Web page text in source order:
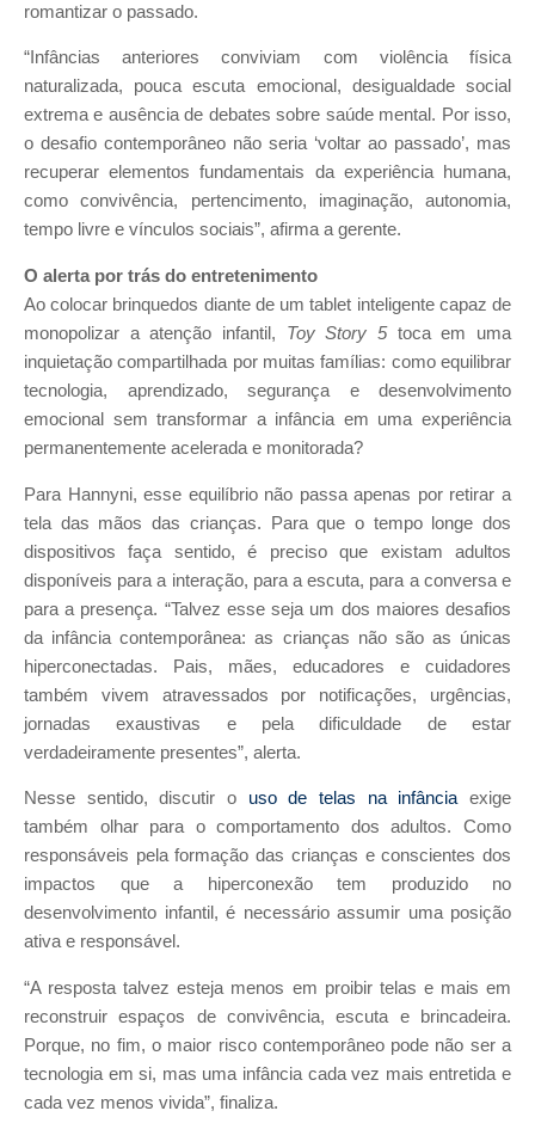
romantizar o passado.
“Infâncias anteriores conviviam com violência física
naturalizada, pouca escuta emocional, desigualdade social
extrema e ausência de debates sobre saúde mental. Por isso,
o desafio contemporâneo não seria ‘voltar ao passado’, mas
recuperar elementos fundamentais da experiência humana,
como convivência, pertencimento, imaginação, autonomia,
tempo livre e vínculos sociais”, afirma a gerente.
O alerta por trás do entretenimento
Ao colocar brinquedos diante de um tablet inteligente capaz de
monopolizar a atenção infantil, Toy Story 5toca em uma
inquietação compartilhada por muitas famílias: como equilibrar
tecnologia, aprendizado, segurança e desenvolvimento
emocional sem transformar a infância em uma experiência
permanentemente acelerada e monitorada?
Para Hannyni, esse equilíbrio não passa apenas por retirar a
tela das mãos das crianças. Para que o tempo longe dos
dispositivos faça sentido, é preciso que existam adultos
disponíveis para a interação, para a escuta, para a conversa e
para a presença. “Talvez esse seja um dos maiores desafios
da infância contemporânea: as crianças não são as únicas
hiperconectadas. Pais, mães, educadores e cuidadores
também vivem atravessados por notificações, urgências,
jornadas exaustivas e pela dificuldade de estar
verdadeiramente presentes”, alerta.
Nesse sentido, discutir o uso de telas na infância exige
também olhar para o comportamento dos adultos. Como
responsáveis pela formação das crianças e conscientes dos
impactos que a hiperconexão tem produzido no
desenvolvimento infantil, é necessário assumir uma posição
ativa e responsável.
“A resposta talvez esteja menos em proibir telas e mais em
reconstruir espaços de convivência, escuta e brincadeira.
Porque, no fim, o maior risco contemporâneo pode não ser a
tecnologia em si, mas uma infância cada vez mais entretida e
cada vez menos vivida”, finaliza.